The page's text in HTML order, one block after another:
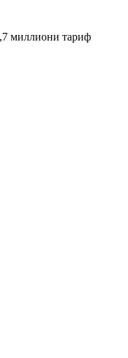
миллиони тариф